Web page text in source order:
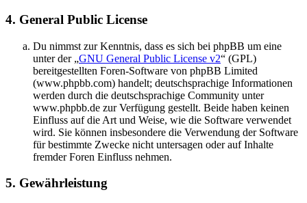
4. General Public License
Du nimmst zur Kenntnis, dass es sich bei phpBB um eine
unter der „GNU General Public License v2“ (GPL)
bereitgestellten Foren-Software von phpBB Limited
(www.phpbb.com) handelt; deutschsprachige Informationen
werden durch die deutschsprachige Community unter
www.phpbb.de zur Verfügung gestellt. Beide haben keinen
Einfluss auf die Art und Weise, wie die Software verwendet
wird. Sie können insbesondere die Verwendung der Software
für bestimmte Zwecke nicht untersagen oder auf Inhalte
fremder Foren Einfluss nehmen.
5. Gewährleistung